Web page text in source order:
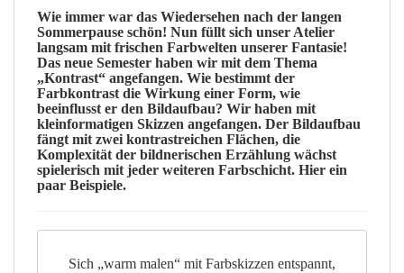
Wie immer war das Wiedersehen nach der langen
Sommerpause schön! Nun füllt sich unser Atelier
langsam mit frischen Farbwelten unserer Fantasie!
Das neue Semester haben wir mit dem Thema
„Kontrast“ angefangen. Wie bestimmt der
Farbkontrast die Wirkung einer Form, wie
beeinflusst er den Bildaufbau? Wir haben mit
kleinformatigen Skizzen angefangen. Der Bildaufbau
fängt mit zwei kontrastreichen Flächen, die
Komplexität der bildnerischen Erzählung wächst
spielerisch mit jeder weiteren Farbschicht. Hier ein
paar Beispiele.
Sich „warm malen“ mit Farbskizzen entspannt,